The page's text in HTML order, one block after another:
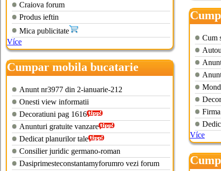
Craiova forum
Produs ieftin
Mica publicitate
Více
Cumpar mobila bucatarie
second hand brasov
Anunt nr3977 din 2-ianuarie-212
Onesti view informatii
Decoratiuni pag 1616
Anunturi gratuite vanzare
Dedicat planurilor tale
Consilier juridic germano-roman
Dasiprimesteconstantamyforumro vezi forum
Cum
Více